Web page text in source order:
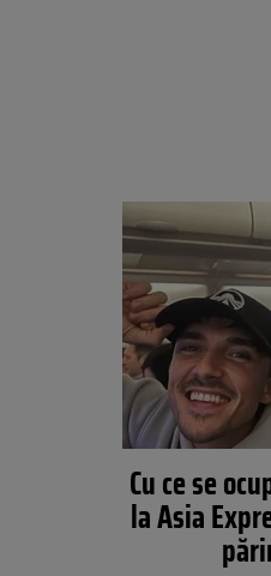
Cu ce se
la Asia